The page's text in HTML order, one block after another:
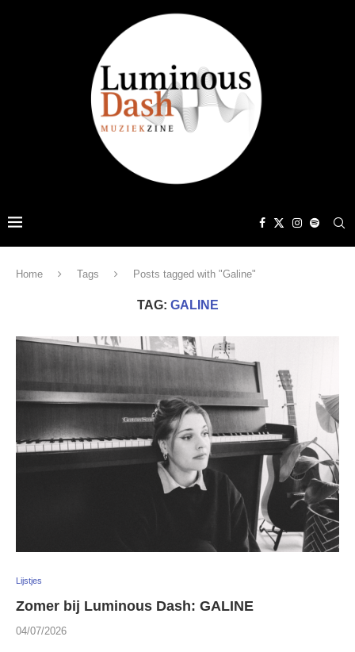
Home Tags Posts tagged with "Galine"
TAG: GALINE
Lijstjes
Zomer bij Luminous Dash: GALINE
04/07/2026